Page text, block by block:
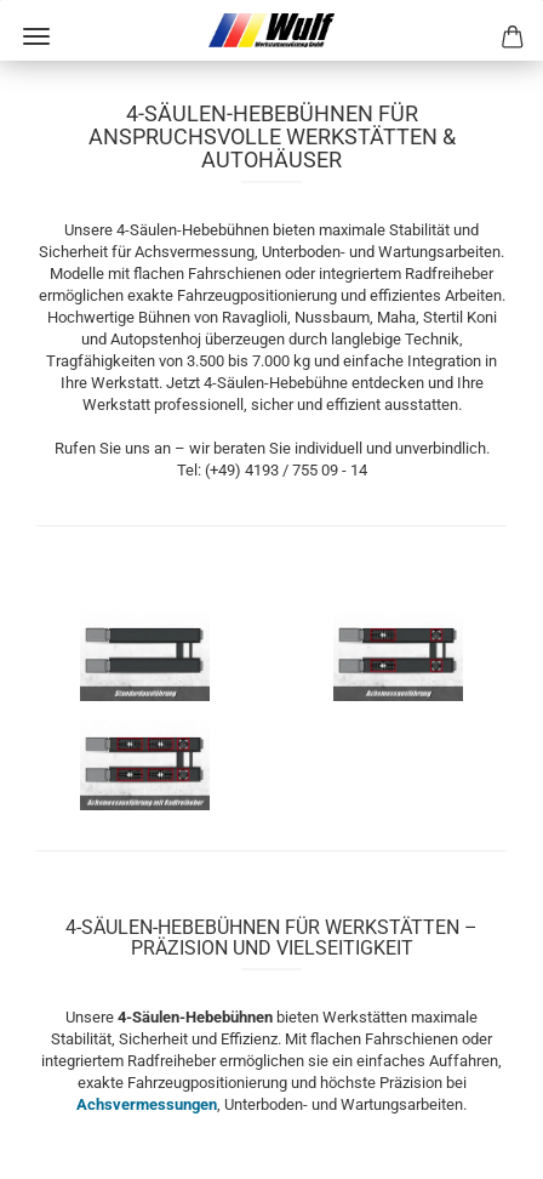
4-SÄULEN-HEBEBÜHNEN FÜR
ANSPRUCHSVOLLE WERKSTÄTTEN &
AUTOHÄUSER
Unsere 4-Säulen-Hebebühnen bieten maximale Stabilität und
Sicherheit für Achsvermessung, Unterboden- und Wartungsarbeiten.
Modelle mit flachen Fahrschienen oder integriertem Radfreiheber
ermöglichen exakte Fahrzeugpositionierung und effizientes Arbeiten.
Hochwertige Bühnen von Ravaglioli, Nussbaum, Maha, Stertil Koni
und Autopstenhoj überzeugen durch langlebige Technik,
Tragfähigkeiten von 3.500 bis 7.000 kg und einfache Integration in
Ihre Werkstatt. Jetzt 4-Säulen-Hebebühne entdecken und Ihre
Werkstatt professionell, sicher und effizient ausstatten.
Rufen Sie uns an – wir beraten Sie individuell und unverbindlich.
Tel: (+49) 4193 / 755 09 - 14
4-SÄULEN-HEBEBÜHNEN FÜR WERKSTÄTTEN –
PRÄZISION UND VIELSEITIGKEIT
Unsere 4-Säulen-Hebebühnen bieten Werkstätten maximale
Stabilität, Sicherheit und Effizienz. Mit flachen Fahrschienen oder
integriertem Radfreiheber ermöglichen sie ein einfaches Auffahren,
exakte Fahrzeugpositionierung und höchste Präzision bei
Achsvermessungen, Unterboden- und Wartungsarbeiten.